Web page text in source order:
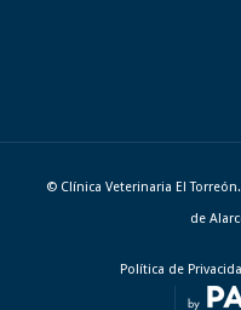
© Clínica Veterinaria El
de
Política de